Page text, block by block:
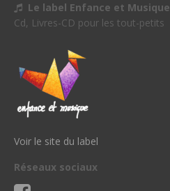
Le label Enfance et Musique
Cd, Livres-CD pour les tout-petits
Voir le site du label
Réseaux sociaux